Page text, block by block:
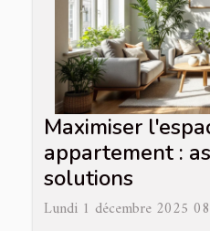
Maximiser
appartement :
solutions
Lundi 1 décembre 2025